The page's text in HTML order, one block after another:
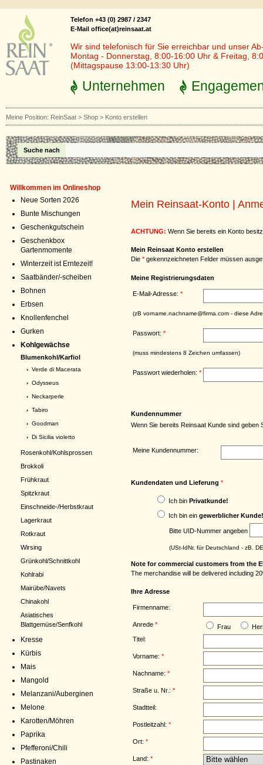
Telefon +43 (0) 2987 / 2347
E-Mail office(at)reinsaat.at
Wir sind telefonisch für Sie erreichbar und unser
Montag - Donnerstag, 8:00-16:00 Uhr & Freitag,
(Mittagspause 13:00-13:30 Uhr)
Unternehmen
Meine Position: ReinSaat > Shop > Konto erstellen
Suche nach
Willkommen im Onlineshop
Neue Sorten 2026
Bunte Mischungen
Geschenkgutschein
Geschenkbox
Gartenmomente
Winterzeit ist Erntezeit!
Saatbänder/-scheiben
Bohnen
Erbsen
Knollenfenchel
Gurken
Kohlgewächse
Blumenkohl/Karfiol
› Verde di Macerata
› Odysseus
› Neckarperle
› Tabiro
› Goodman
› Di Sicilia violetto
Rosenkohl/Kohlsprossen
Brokkoli
Frühkraut
Spitzkraut
Einschneide-/Herbstkraut
Lagerkraut
Rotkraut
Wirsing
Grünkohl/Schnittkohl
Kohlrabi
Mairübe/Navets
Chinakohl
Asiatisches
Blattgemüse/Senfkohl
Kresse
Kürbis
Mais
Mangold
Melanzani/Auberginen
Melone
Karotten/Möhren
Paprika
Pfefferoni/Chili
Pastinaken
Mein Reinsaat-Konto |
ACHTUNG: Wenn Sie bereits ein Konto
Mein Reinsaat Konto erstellen
Die * gekennzeichneten Felder müssen
Meine Registrierungsdaten
E-Mail-Adresse: *
(zB vorname.nachname@firma.com - diese
Passwort: *
(muss mindestens 8 Zeichen umfassen)
Passwort wiederholen: *
Kundennummer
Wenn Sie bereits Reinsaat Kunde sind geben
Meine Kundennummer:
Kundendaten und Lieferung *
Ich bin Privatkunde!
Ich bin ein gewerblicher Kunde!
Bitte UID-Nummer angeben
(USt-IdNr. für Deutschland - zB.
Note for commercial customers from the
The merchandise will be delivered including
Ihre Adresse
Firmenname:
Anrede * Frau
Titel:
Vorname: *
Nachname: *
Straße u. Nr.: *
Stadtteil:
Postleitzahl: *
Ort: *
Land: *